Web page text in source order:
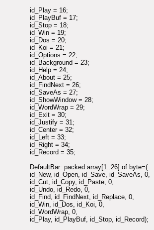
id_Play = 16;
id_PlayBuf = 17;
id_Stop = 18;
id_Win = 19;
id_Dos = 20;
id_Koi = 21;
id_Options = 22;
id_Background = 23;
id_Help = 24;
id_About = 25;
id_FindNext = 26;
id_SaveAs = 27;
id_ShowWindow = 28;
id_WordWrap = 29;
id_Exit = 30;
id_Justify = 31;
id_Center = 32;
id_Left = 33;
id_Right = 34;
id_Record = 35;
DefaultBar: packed array[1..26] of byte=(
id_New, id_Open, id_Save, id_SaveAs, 0,
id_Cut, id_Copy, id_Paste, 0,
id_Undo, id_Redo, 0,
id_Find, id_FindNext, id_Replace, 0,
id_Win, id_Dos, id_Koi, 0,
id_WordWrap, 0,
id_Play, id_PlayBuf, id_Stop, id_Record);